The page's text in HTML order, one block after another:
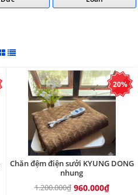
20%
Chăn đệm điện sưởi KYUNG DONG
nhung
1.200.000₫ 960.000₫